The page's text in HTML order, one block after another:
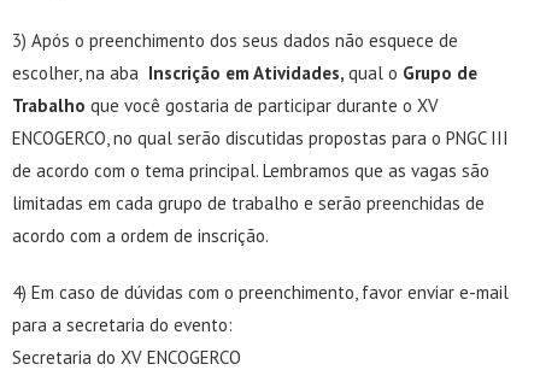
3) Após o preenchimento dos seus dados não esquece de
escolher, na aba Inscrição em Atividades, qual o Grupo de
Trabalho que você gostaria de participar durante o XV
ENCOGERCO, no qual serão discutidas propostas para o PNGC III
de acordo com o tema principal. Lembramos que as vagas são
limitadas em cada grupo de trabalho e serão preenchidas de
acordo com a ordem de inscrição.
4) Em caso de dúvidas com o preenchimento, favor enviar e-mail
para a secretaria do evento:
Secretaria do XV ENCOGERCO